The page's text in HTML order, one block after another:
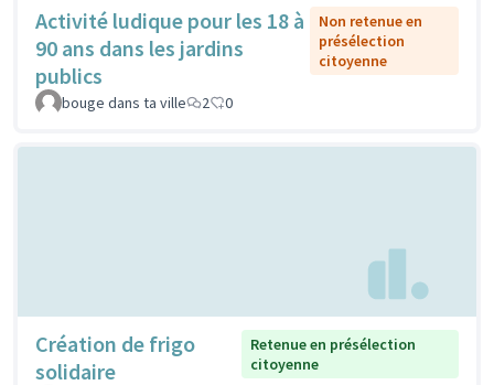
Activité ludique pour les 18 à
90 ans dans les jardins
publics
Non retenue en
présélection
citoyenne
bouge dans ta ville 2 0
Création de frigo
solidaire
Retenue en présélection
citoyenne